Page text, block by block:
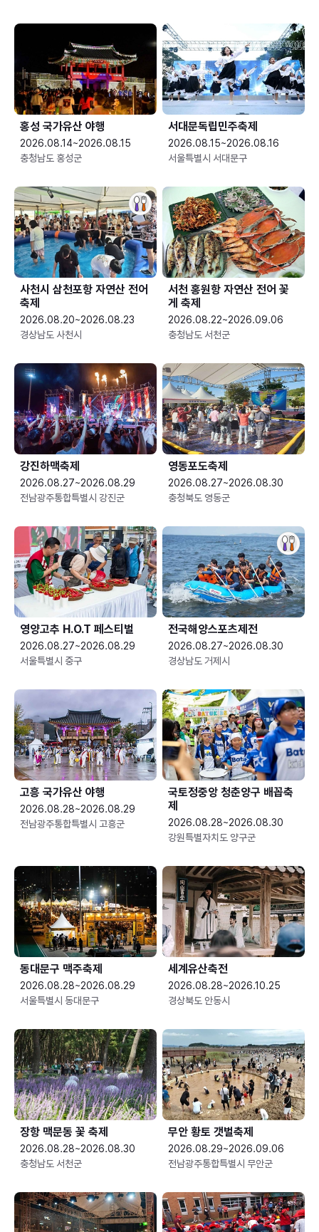
홍성 국가유산 야행
2026.08.14~2026.08.15
충청남도 홍성군
서대문독립민주축제
2026.08.15~2026.08.16
서울특별시 서대문구
사천시 삼천포항 자연산 전어
축제
2026.08.20~2026.08.23
경상남도 사천시
서천 홍원항 자연산 전어 꽃
게 축제
2026.08.22~2026.09.06
충청남도 서천군
강진하맥축제
2026.08.27~2026.08.29
전남광주통합특별시 강진군
영동포도축제
2026.08.27~2026.08.30
충청북도 영동군
영양고추 H.O.T 페스티벌
2026.08.27~2026.08.29
서울특별시 중구
전국해양스포츠제전
2026.08.27~2026.08.30
경상남도 거제시
고흥 국가유산 야행
2026.08.28~2026.08.29
전남광주통합특별시 고흥군
국토정중앙 청춘양구 배꼽축
제
2026.08.28~2026.08.30
강원특별자치도 양구군
동대문구 맥주축제
2026.08.28~2026.08.29
서울특별시 동대문구
세계유산축전
2026.08.28~2026.10.25
경상북도 안동시
장항 맥문동 꽃 축제
2026.08.28~2026.08.30
충청남도 서천군
무안 황토 갯벌축제
2026.08.29~2026.09.06
전남광주통합특별시 무안군